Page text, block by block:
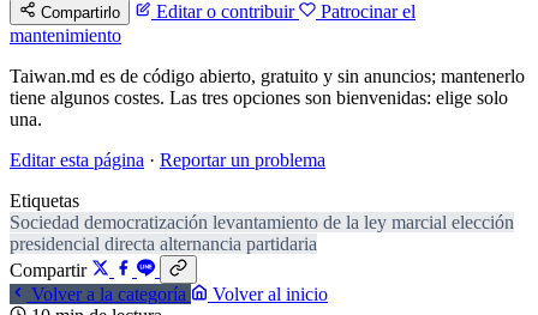
Compartirlo Editar o contribuir
Patrocinar el
mantenimiento
Taiwan.md es de código abierto, gratuito y sin anuncios; mantenerlo
tiene algunos costes. Las tres opciones son bienvenidas: elige solo
una.
Editar esta página · Reportar un problema
Etiquetas
Sociedad democratización levantamiento de la ley marcial elección
presidencial directa alternancia partidaria
Compartir
Volver a la categoría
Volver al inicio